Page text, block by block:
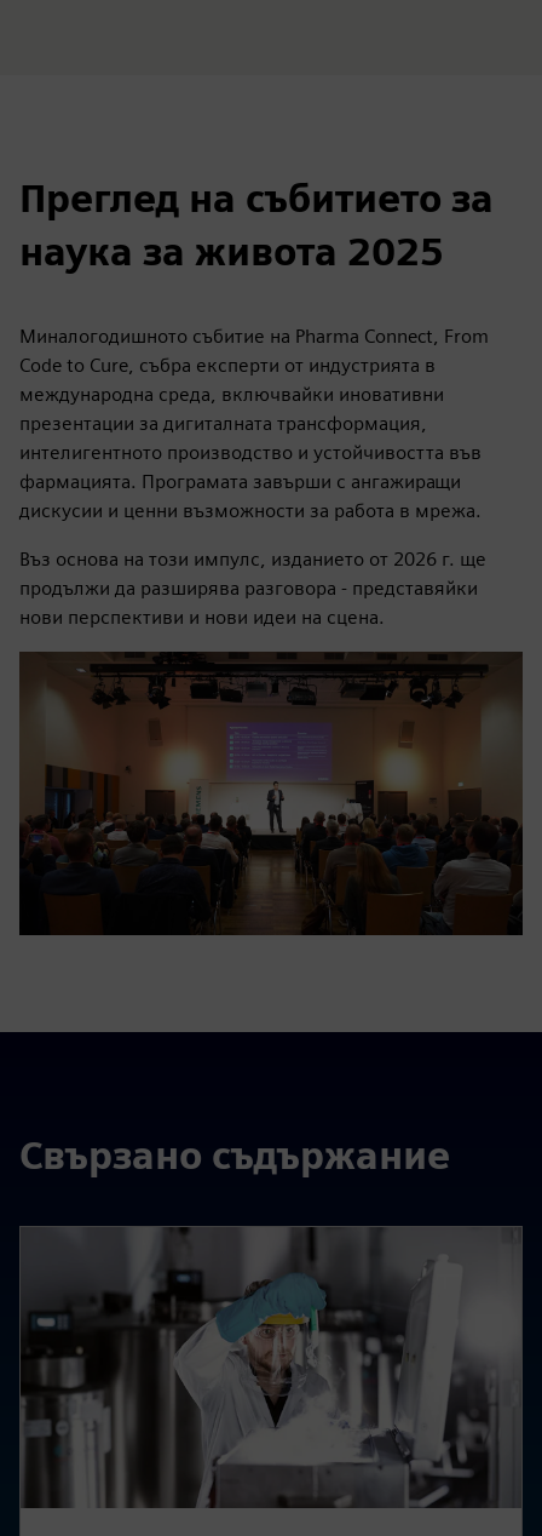
Преглед на събитието за
наука за живота 2025
Миналогодишното събитие на Pharma Connect, From
Code to Cure, събра експерти от индустрията в
международна среда, включвайки иновативни
презентации за дигиталната трансформация,
интелигентното производство и устойчивостта във
фармацията. Програмата завърши с ангажиращи
дискусии и ценни възможности за работа в мрежа.
Въз основа на този импулс, изданието от 2026 г. ще
продължи да разширява разговора - представяйки
нови перспективи и нови идеи на сцена.
Свързано съдържание